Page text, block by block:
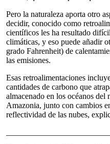
Pero la naturaleza aporta otro
decidir, conocido como
científicos les ha resultado
climáticas, y eso puede añadir
grado Fahrenheit) de
las emisiones.
Esas retroalimentaciones
cantidades de carbono que
almacenado en los océanos del
Amazonia, junto con cambios
reflectividad de las nubes,